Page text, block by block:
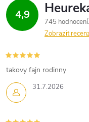
d
a
c
í
p
4,9
745 hodnocení
Zobrazit
31.7.2026
takovy fajn rodinny